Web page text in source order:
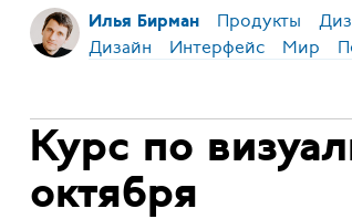
Илья Бирман Продукты
Дизайн Интерфейс Мир
Курс по
октября